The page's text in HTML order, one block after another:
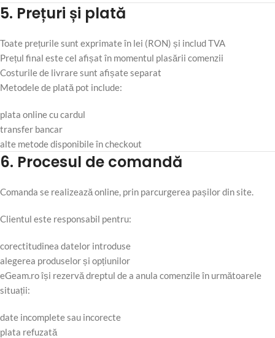
5. Prețuri și plată
Toate prețurile sunt exprimate în lei (RON) și includ TVA
Prețul final este cel afișat în momentul plasării comenzii
Costurile de livrare sunt afișate separat
Metodele de plată pot include:
plata online cu cardul
transfer bancar
alte metode disponibile în checkout
6. Procesul de comandă
Comanda se realizează online, prin parcurgerea pașilor din site.
Clientul este responsabil pentru:
corectitudinea datelor introduse
alegerea produselor și opțiunilor
eGeam.ro își rezervă dreptul de a anula comenzile în următoarele
situații:
date incomplete sau incorecte
plata refuzată